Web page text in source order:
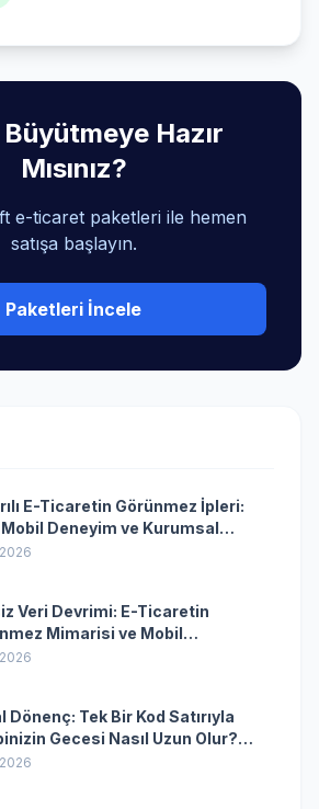
Hazır
Mısınız?
e-ticaret paketleri ile hemen
satışa başlayın.
Paketleri İncele
E-Ticaretin Görünmez İpleri:
Mobil Deneyim ve Kurumsal
Kazandıran Senkronizasyonu
Veri Devrimi: E-Ticaretin
Mimarisi ve Mobil
Kurumsal Anahtarı
Dönenç: Tek Bir Kod Satırıyla
Gecesi Nasıl Uzun Olur?
Yazılımın Güçlü Rolü)